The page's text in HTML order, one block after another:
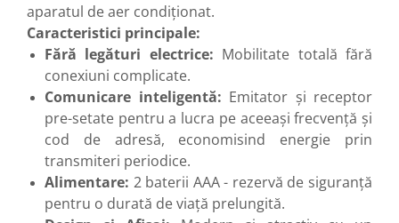
aparatul de aer condiționat.
Caracteristici principale:
Fără legături electrice: Mobilitate totală fără
conexiuni complicate.
Comunicare inteligentă: Emitator și receptor
pre-setate pentru a lucra pe aceeași frecvență și
cod de adresă, economisind energie prin
transmiteri periodice.
Alimentare: 2 baterii AAA - rezervă de siguranță
pentru o durată de viață prelungită.